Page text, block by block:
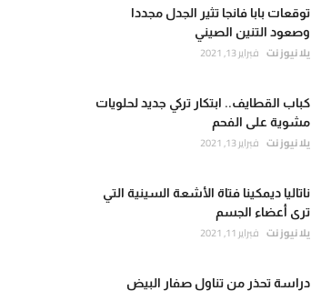
توقعات بابا فانجا تثير الجدل مجددا
وصعود التنين الصيني
يلا نيوز نت فبراير 13, 2021
كباب القطايف.. ابتكار تركي جديد لحلويات
مشوية على الفحم
يلا نيوز نت فبراير 13, 2021
ناتاليا ديمكينا فتاة الأشعة السينية التي
ترى أعضاء الجسم
يلا نيوز نت فبراير 11, 2021
دراسة تحذر من تناول صفار البيض